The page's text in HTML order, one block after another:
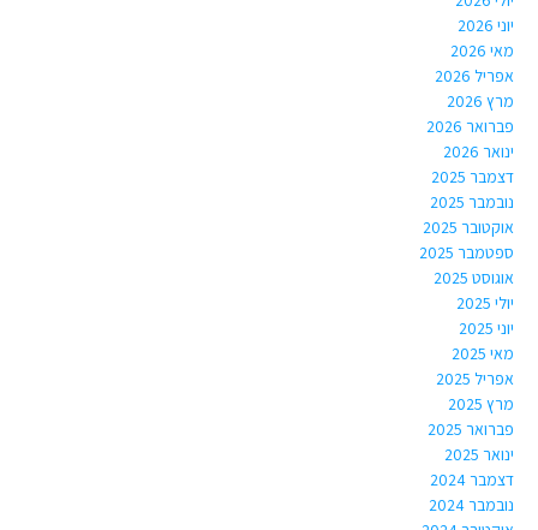
יוני 2026
מאי 2026
אפריל 2026
מרץ 2026
פברואר 2026
ינואר 2026
דצמבר 2025
נובמבר 2025
אוקטובר 2025
ספטמבר 2025
אוגוסט 2025
יולי 2025
יוני 2025
מאי 2025
אפריל 2025
מרץ 2025
פברואר 2025
ינואר 2025
דצמבר 2024
נובמבר 2024